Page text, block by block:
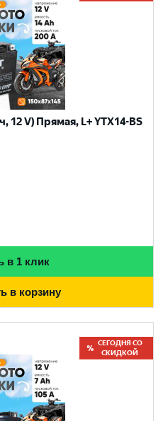
12 V) Прямая, L+ YTX14-BS
в 1 клик
в корзину
СЕГОДНЯ СО
СКИДКОЙ